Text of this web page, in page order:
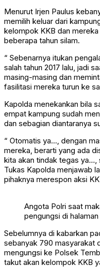
Menurut Irjen Paulus
memilih keluar dari
kelompok KKB dan
beberapa tahun silam.
“ Sebenarnya itukan
salah tahun 2017 lalu, jadi
masing-masing dan
fasilitasi mereka turun ke
Kapolda menekankan bila
empat kampung sudah
dan sebagian diantaranya
“ Otomatis ya…, dengan
mereka, berarti yang ada
kita akan tindak tegas ya…,
Tukas Kapolda menjawab
pihaknya merespon aksi
Angota Polri saat
pengungsi di
Sebelumnya di kabarkan
sebanyak 790 masyarakat
mengungsi ke Polsek
takut akan kelompok KKB